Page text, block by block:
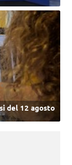
del 12 agosto